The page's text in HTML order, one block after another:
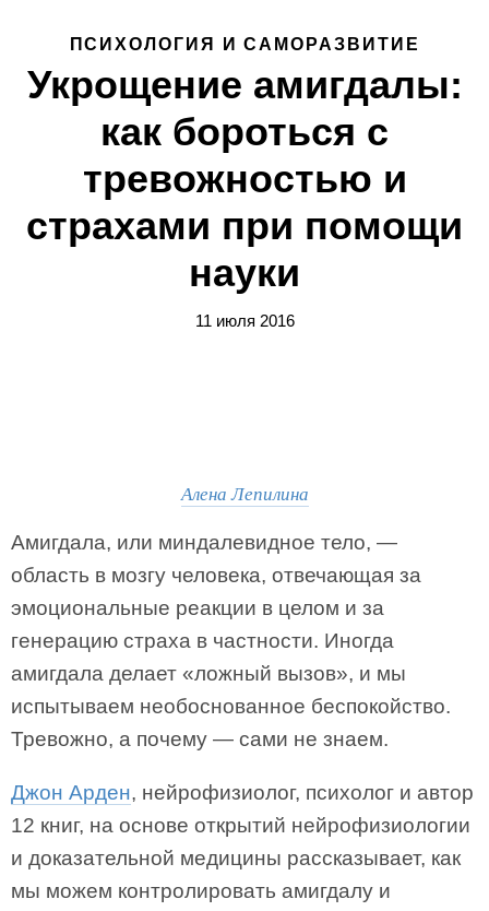
ПСИХОЛОГИЯ И САМОРАЗВИТИЕ
Укрощение амигдалы:
как бороться с
тревожностью и
страхами при помощи
науки
11 июля 2016
Алена Лепилина
Амигдала, или миндалевидное тело, —
область в мозгу человека, отвечающая за
эмоциональные реакции в целом и за
генерацию страха в частности. Иногда
амигдала делает «ложный вызов», и мы
испытываем необоснованное беспокойство.
Тревожно, а почему — сами не знаем.
Джон Арден, нейрофизиолог, психолог и автор
12 книг, на основе открытий нейрофизиологии
и доказательной медицины рассказывает, как
мы можем контролировать амигдалу и